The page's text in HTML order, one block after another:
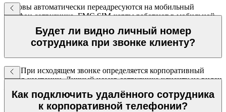
Вызовы автоматически переадресуются на мобильный
телефон сотрудника. FMC SIM-карты работают в мобильной
Будет ли видно личный номер
сотрудника при звонке клиенту?
Нет. При исходящем звонке определяется корпоративный
номер компании. Личный номер сотрудника клиенту не виден
Как подключить удалённого сотрудника
к корпоративной телефонии?